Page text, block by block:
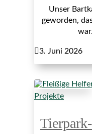
Unser
geworden,
3. Juni 2026
Projekte